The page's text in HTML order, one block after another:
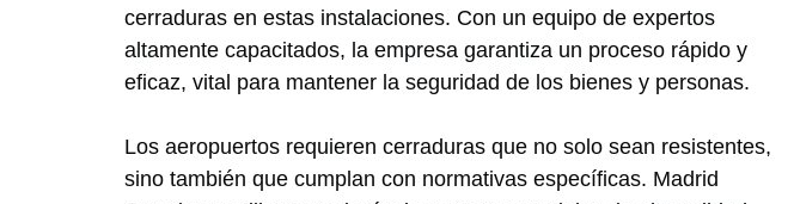
cerraduras en estas instalaciones. Con un equipo de expertos
altamente capacitados, la empresa garantiza un proceso rápido y
eficaz, vital para mantener la seguridad de los bienes y personas.
Los aeropuertos requieren cerraduras que no solo sean resistentes,
sino también que cumplan con normativas específicas. Madrid